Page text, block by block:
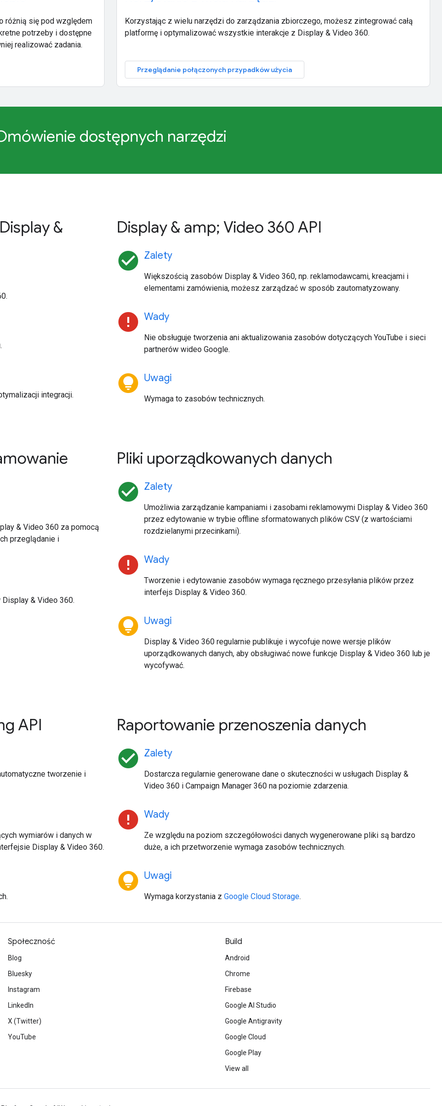
różnią się pod względem
potrzeby i dostępne
realizować zadania.
Korzystając z wielu narzędzi do zarządzania zbiorczego, możesz zintegrować całą
platformę i optymalizować wszystkie interakcje z Display & Video 360.
Przeglądanie połączonych przypadków użycia
dostępnych narzędzi
&
integracji.
Display & amp; Video 360 API
check_circle Zalety
Większością zasobów Display & Video 360, np. reklamodawcami, kreacjami i
elementami zamówienia, możesz zarządzać w sposób zautomatyzowany.
error Wady
Nie obsługuje tworzenia ani aktualizowania zasobów dotyczących YouTube i sieci
partnerów wideo Google.
lightbulb_circle Uwagi
Wymaga to zasobów technicznych.
& Video 360 za pomocą
przeglądanie i
Display & Video 360.
Pliki uporządkowanych danych
check_circle Zalety
Umożliwia zarządzanie kampaniami i zasobami reklamowymi Display & Video 360
przez edytowanie w trybie offline sformatowanych plików CSV (z wartościami
rozdzielanymi przecinkami).
error Wady
Tworzenie i edytowanie zasobów wymaga ręcznego przesyłania plików przez
interfejs Display & Video 360.
lightbulb_circle Uwagi
Display & Video 360 regularnie publikuje i wycofuje nowe wersje plików
uporządkowanych danych, aby obsługiwać nowe funkcje Display & Video 360 lub je
wycofywać.
API
tworzenie i
wymiarów i danych w
Display & Video 360.
Raportowanie przenoszenia danych
check_circle Zalety
Dostarcza regularnie generowane dane o skuteczności w usługach Display &
Video 360 i Campaign Manager 360 na poziomie zdarzenia.
error Wady
Ze względu na poziom szczegółowości danych wygenerowane pliki są bardzo
duże, a ich przetworzenie wymaga zasobów technicznych.
lightbulb_circle Uwagi
Wymaga korzystania z Google Cloud Storage.
Społeczność
Blog
Bluesky
Instagram
LinkedIn
X (Twitter)
YouTube
Build
Android
Chrome
Firebase
Google AI Studio
Google Antigravity
Google Cloud
Google Play
View all